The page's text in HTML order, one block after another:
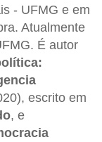
- UFMG e em
Atualmente
É autor
escrito em
, e